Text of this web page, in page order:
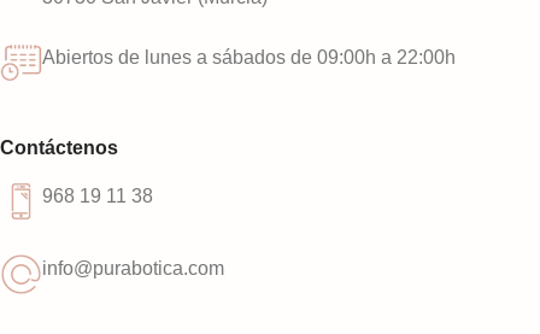
Abiertos de lunes a sábados de 09:00h a 22:00h
Contáctenos
968 19 11 38
info@purabotica.com